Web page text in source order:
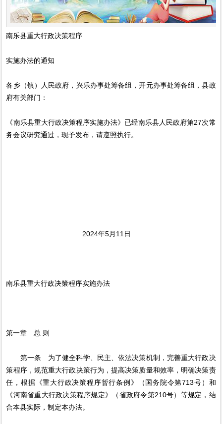
南乐县重大行政决策程序
实施办法的通知
各乡（镇）人民政府，兴乐办事处筹备组，开元办事处筹备组，县政
府有关部门：
《南乐县重大行政决策程序实施办法》已经南乐县人民政府第27次常
务会议研究通过，现予发布，请遵照执行。
2024年5月11日
南乐县重大行政决策程序实施办法
第一章 总 则
第一条 为了健全科学、民主、依法决策机制，完善重大行政决
策程序，规范重大行政决策行为，提高决策质量和效率，明确决策责
任，根据《重大行政决策程序暂行条例》（国务院令第713号）和
《河南省重大行政决策程序规定》（省政府令第210号）等规定，结
合本县实际，制定本办法。